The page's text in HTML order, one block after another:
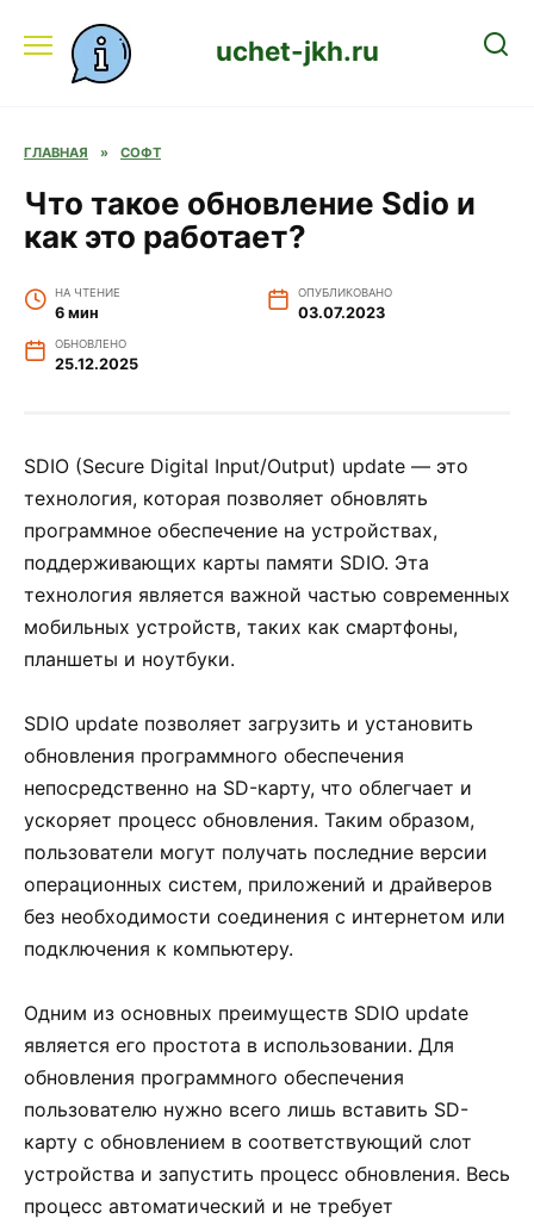
содержанию
uchet-jkh.ru
ГЛАВНАЯ » СОФТ
Что такое обновление Sdio и
как это работает?
НА ЧТЕНИЕ
6 мин
ОПУБЛИКОВАНО
03.07.2023
ОБНОВЛЕНО
25.12.2025
SDIO (Secure Digital Input/Output) update — это
технология, которая позволяет обновлять
программное обеспечение на устройствах,
поддерживающих карты памяти SDIO. Эта
технология является важной частью современных
мобильных устройств, таких как смартфоны,
планшеты и ноутбуки.
SDIO update позволяет загрузить и установить
обновления программного обеспечения
непосредственно на SD-карту, что облегчает и
ускоряет процесс обновления. Таким образом,
пользователи могут получать последние версии
операционных систем, приложений и драйверов
без необходимости соединения с интернетом или
подключения к компьютеру.
Одним из основных преимуществ SDIO update
является его простота в использовании. Для
обновления программного обеспечения
пользователю нужно всего лишь вставить SD-
карту с обновлением в соответствующий слот
устройства и запустить процесс обновления. Весь
процесс автоматический и не требует